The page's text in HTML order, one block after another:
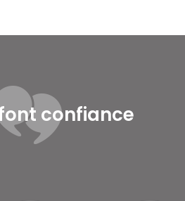
confiance